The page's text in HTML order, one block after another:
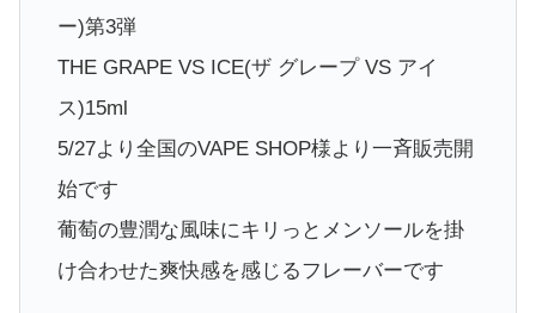
ー)第3弾
THE GRAPE VS ICE(ザ グレープ VS アイ
ス)15ml
5/27より全国のVAPE SHOP様より一斉販売開
始です
葡萄の豊潤な風味にキリっとメンソールを掛
け合わせた爽快感を感じるフレーバーです